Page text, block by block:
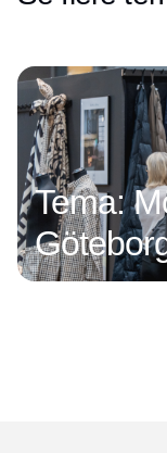
Tema: